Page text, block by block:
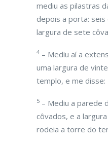
mediu as pilastras
depois a porta: seis
largura de sete
4 – Mediu aí a
uma largura de
templo, e me disse:
5 – Mediu a parede
côvados, e a
rodeia a torre do